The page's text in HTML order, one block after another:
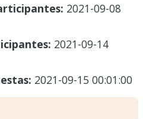
2021-09-08
2021-09-14
2021-09-15 00:01:00